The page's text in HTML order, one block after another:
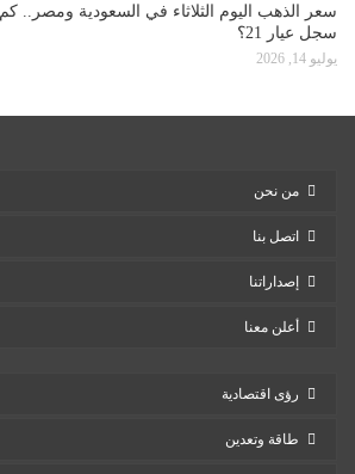
سعر الذهب اليوم الثلاثاء في السعودية ومصر.. كم
سجل عيار 21؟
يوليو 14, 2026
من نحن
اتصل بنا
إصداراتنا
أعلن معنا
رؤى اقتصادية
طاقة وتعدين